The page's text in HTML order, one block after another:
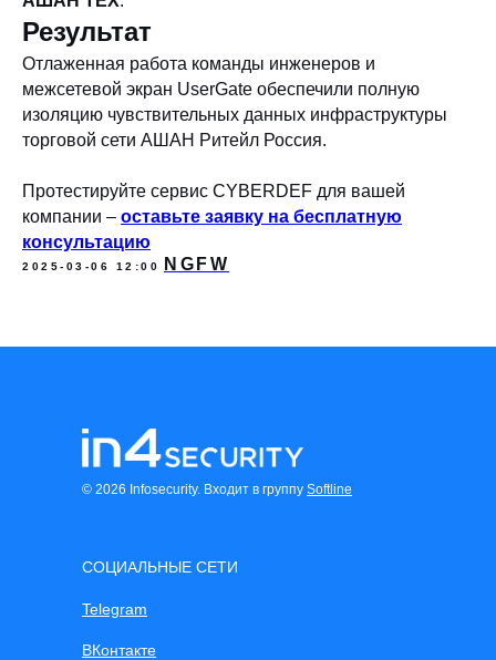
Результат
Отлаженная работа команды инженеров и
межсетевой экран UserGate обеспечили полную
изоляцию чувствительных данных инфраструктуры
торговой сети АШАН Ритейл Россия.
Протестируйте сервис CYBERDEF для вашей
компании – оставьте заявку на бесплатную
консультацию
2025-03-06 12:00 NGFW
ВКонтакте
Telegram
СОЦИАЛЬНЫЕ СЕТИ
© 2026 Infosecurity. Входит в группу Softline